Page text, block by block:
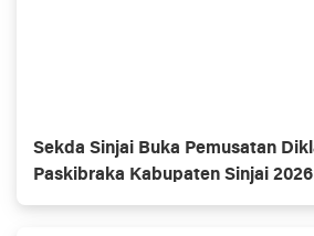
Sekda Sinjai Buka Pemusatan
Paskibraka Kabupaten Sinjai 2026